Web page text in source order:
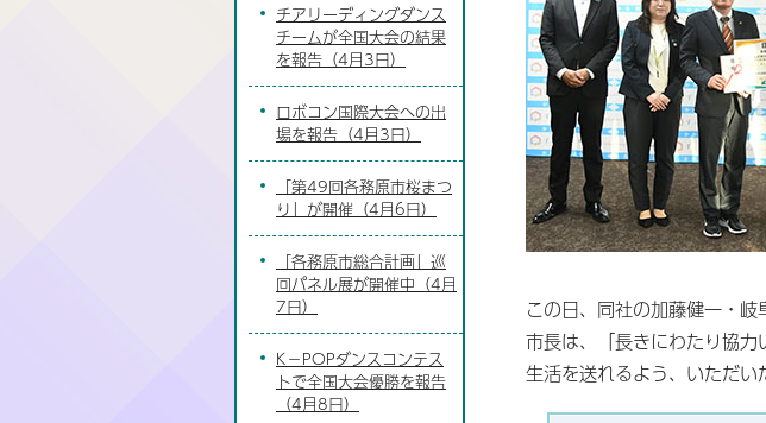
この日、同社の加藤健一・
市長は、「長きにわたり協
生活を送れるよう、いただい
チアリーディングダンス
チームが全国大会の結果
を報告（4月3日）
ロボコン国際大会への出
場を報告（4月3日）
「第49回各務原市桜まつ
り」が開催（4月6日）
「各務原市総合計画」巡
回パネル展が開催中（4月
7日）
K－POPダンスコンテス
トで全国大会優勝を報告
（4月8日）